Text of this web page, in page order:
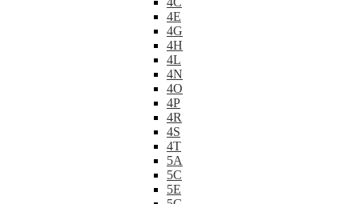
4E
4G
4H
4L
4N
4O
4P
4R
4S
4T
5A
5C
5E